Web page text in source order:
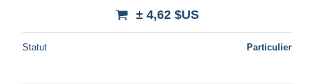
± 4,62 $US
Statut Particulier